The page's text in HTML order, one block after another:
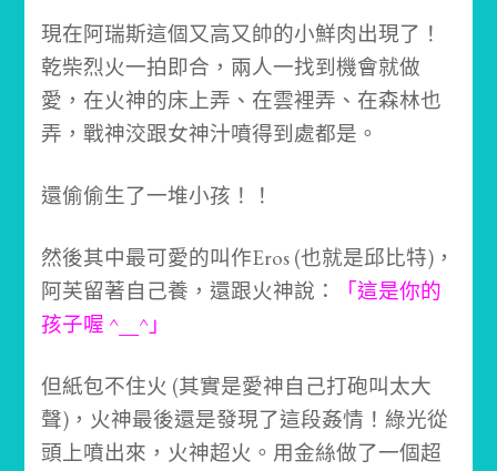
現在阿瑞斯這個又高又帥的小鮮肉出現了！
乾柴烈火一拍即合，兩人一找到機會就做
愛，在火神的床上弄、在雲裡弄、在森林也
弄，戰神洨跟女神汁噴得到處都是。
還偷偷生了一堆小孩！！
然後其中最可愛的叫作Eros (也就是邱比特)，
阿芙留著自己養，還跟火神說：
「這是你的
孩子喔 ^__^」
但紙包不住火 (其實是愛神自己打砲叫太大
聲)，火神最後還是發現了這段姦情！綠光從
頭上噴出來，火神超火。用金絲做了一個超